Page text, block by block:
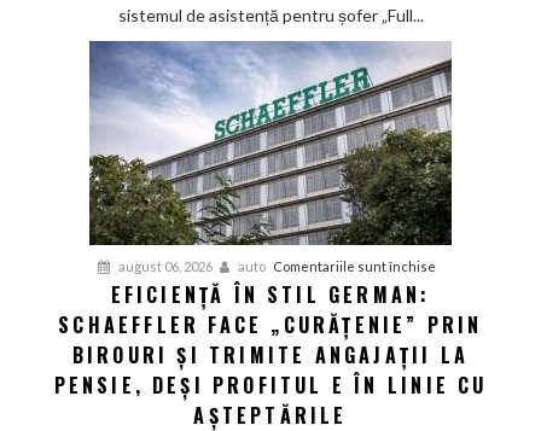
datele
de
siguranță
ale
sistemului
„Full
Self-
Driving”
sistemul de asistență pentru șofer „Full...
august 06, 2026 auto Comentariile sunt închise
în
stil
Schaeffler
EFICIENȚĂ ÎN STIL GERMAN:
SCHAEFFLER FACE „CURĂȚENIE” PRIN
BIROURI ȘI TRIMITE ANGAJAȚII LA
PENSIE, DEȘI PROFITUL E ÎN LINIE CU
AȘTEPTĂRILE